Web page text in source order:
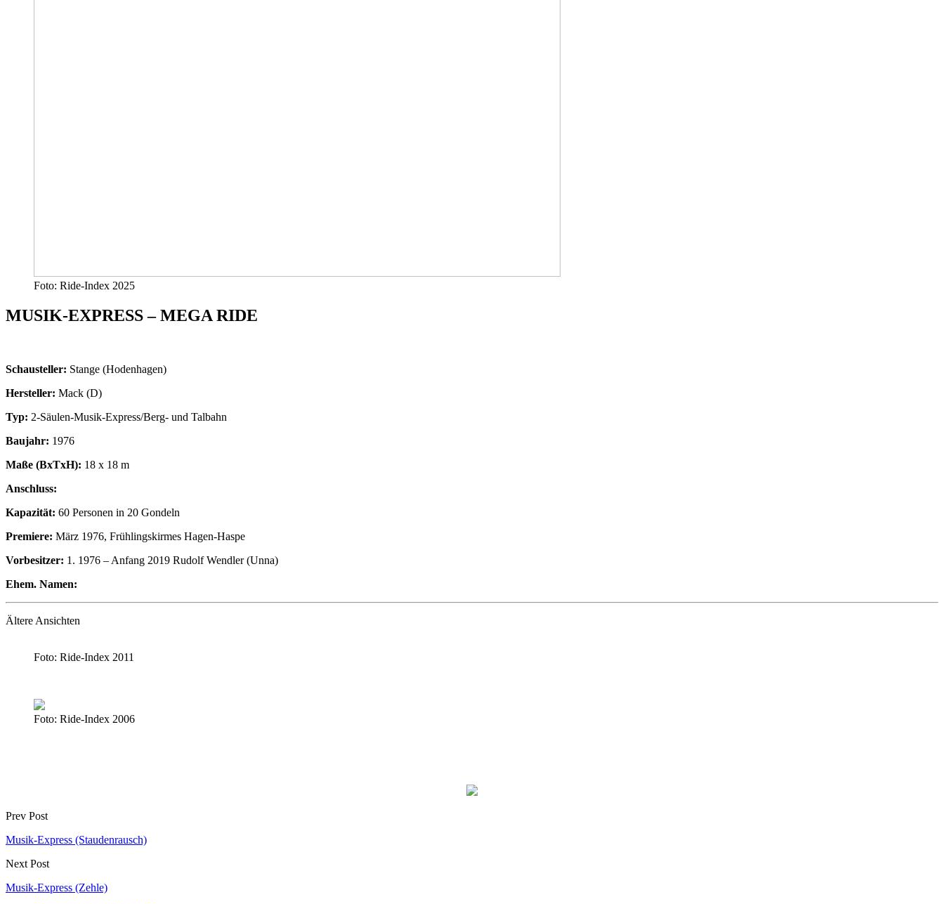
Foto: Ride-Index 2025
MUSIK-EXPRESS – MEGA RIDE
Schausteller: Stange (Hodenhagen)
Hersteller: Mack (D)
Typ: 2-Säulen-Musik-Express/Berg- und Talbahn
Baujahr: 1976
Maße (BxTxH): 18 x 18 m
Anschluss:
Kapazität: 60 Personen in 20 Gondeln
Premiere: März 1976, Frühlingskirmes Hagen-Haspe
Vorbesitzer: 1. 1976 – Anfang 2019 Rudolf Wendler (Unna)
Ehem. Namen:
Ältere Ansichten
Foto: Ride-Index 2011
Foto: Ride-Index 2006
Prev Post
Musik-Express (Staudenrausch)
Next Post
Musik-Express (Zehle)